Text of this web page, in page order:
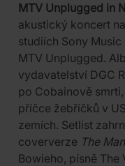
MTV Unplugged in
akustický koncert
studiích Sony
MTV Unplugged.
vydavatelství DGC
po Cobainově
příčce žebříčků v
zemích. Setlist
coververze The
Bowieho, písně The